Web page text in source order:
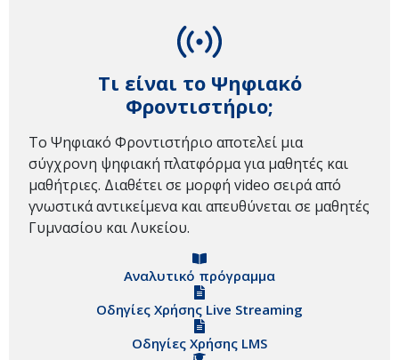
Τι είναι το Ψηφιακό
Φροντιστήριο;
Το Ψηφιακό Φροντιστήριο αποτελεί μια
σύγχρονη ψηφιακή πλατφόρμα για μαθητές και
μαθήτριες. Διαθέτει σε μορφή video σειρά από
γνωστικά αντικείμενα και απευθύνεται σε μαθητές
Γυμνασίου και Λυκείου.
Αναλυτικό πρόγραμμα
Οδηγίες Χρήσης Live Streaming
Οδηγίες Χρήσης LMS